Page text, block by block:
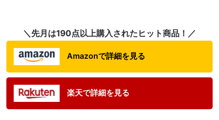
＼先月は190点以上購入されたヒット商品！／
Amazonで詳細を見る
楽天で詳細を見る